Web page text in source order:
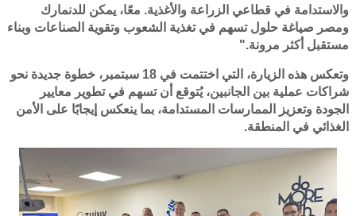
والاستدامة في قطاعي الزراعة والأغذية. معًا، يمكن للدنمارك
ومصر صياغة حلول تسهم في تغذية الشعوب وتقوية الصناعات وبناء
مستقبل أكثر مرونة."
وتعكس هذه الزيارة، التي اختتمت في 18 سبتمبر، خطوة جديدة نحو
شراكات عملية بين الجانبين، يُتوقع أن تسهم في تطوير معايير
الجودة وتعزيز الممارسات المستدامة، بما ينعكس إيجابًا على الأمن
الغذائي في المنطقة.